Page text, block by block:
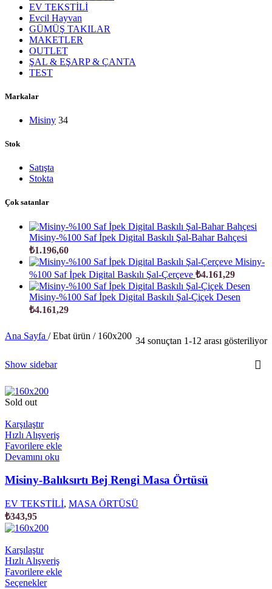
EV TEKSTİLİ
Evcil Hayvan
GÜMÜŞ TAKILAR
MAKETLER
OUTLET
ŞAL & EŞARP & ÇANTA
TEST
Markalar
Misiny 34
Stok
Satışta
Stokta
Çok satanlar
Misiny-%100 Saf İpek Digital Baskılı Şal-Bahar Bahçesi
₺1.196,60
Misiny-
%100 Saf İpek Digital Baskılı Şal-Çerçeve ₺4.161,29
Misiny-%100 Saf İpek Digital Baskılı Şal-Çiçek Desen
₺4.161,29
Ana Sayfa / Ebat ürün / 160x200 34 sonuçtan 1-12 arası gösteriliyor
Show sidebar
Sold out
Karşılaştır
Hızlı Alışveriş
Favorilere ekle
Devamını oku
Misiny-Balıksırtı Bej Rengi Masa Örtüsü
EV TEKSTİLİ, MASA ÖRTÜSÜ
₺343,95
Karşılaştır
Hızlı Alışveriş
Favorilere ekle
Seçenekler